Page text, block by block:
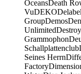
OceansDeath
VuDEKODelabel
GroupDemos
Unlimited
Grammophon
Schallplattenclub
Seines Herrn
Factory